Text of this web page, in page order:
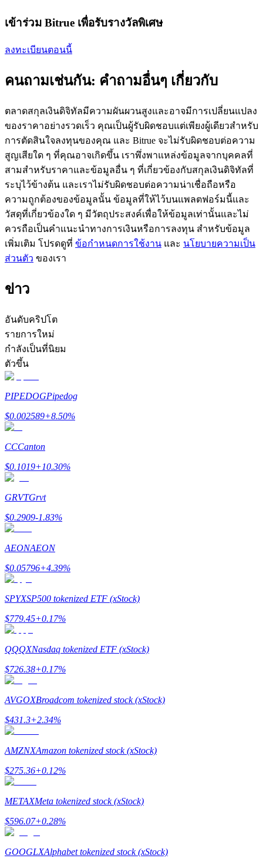
เป็นเทรดเดอร์คัดลอก
เพลิดเพลินกับการแบ่งปันผลกำไรและค่าคอมมิชชั่นการคัด
ลอกการซื้อขาย
ข้อมูล
การวิเคราะห์ข้อมูลขนาดใหญ่ รวมถึงข้อมูลการค้า ฯลฯ
แนะนำ
กลยุทธ์การซื้อขาย
เข้าร่วม Bitrue เพื่อรับรางวัลพิเศษ
ลงทะเบียนตอนนี้
คนถามเช่นกัน: คำถามอื่นๆ เกี่ยวกับ
ตลาดสกุลเงินดิจิทัลมีความผันผวนสูงและอาจมีการเปลี่ยนแปลง
ของราคาอย่างรวดเร็ว คุณเป็นผู้รับผิดชอบแต่เพียงผู้เดียวสำหรับ
การตัดสินใจลงทุนของคุณ และ Bitrue จะไม่รับผิดชอบต่อความ
สูญเสียใด ๆ ที่คุณอาจเกิดขึ้น เราพึ่งพาแหล่งข้อมูลจากบุคคลที่
สามสำหรับราคาและข้อมูลอื่น ๆ ที่เกี่ยวข้องกับสกุลเงินดิจิทัลที่
ระบุไว้ข้างต้น และเราไม่รับผิดชอบต่อความน่าเชื่อถือหรือ
ความถูกต้องของข้อมูลนั้น ข้อมูลที่ให้ไว้บนแพลตฟอร์มนี้และ
วัสดุที่เกี่ยวข้องใด ๆ มีวัตถุประสงค์เพื่อให้ข้อมูลเท่านั้นและไม่
ควรถือเป็นคำแนะนำทางการเงินหรือการลงทุน สำหรับข้อมูล
เพิ่มเติม โปรดดูที่ ข้อกำหนดการใช้งาน และ นโยบายความเป็น
ส่วนตัว ของเรา
ข่าว
อันดับคริปโต
รายการใหม่
กำลังเป็นที่นิยม
ตัวขึ้น
PIPEDOGPipedog
$0.002589+8.50%
CCCanton
$0.1019+10.30%
GRVTGrvt
$0.2909-1.83%
AEONAEON
$0.05796+4.39%
SPYXSP500 tokenized ETF (xStock)
$779.45+0.17%
QQQXNasdaq tokenized ETF (xStock)
$726.38+0.17%
AVGOXBroadcom tokenized stock (xStock)
$431.3+2.34%
AMZNXAmazon tokenized stock (xStock)
$275.36+0.12%
METAXMeta tokenized stock (xStock)
$596.07+0.28%
GOOGLXAlphabet tokenized stock (xStock)